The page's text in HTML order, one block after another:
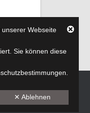
ThemeIsle
Webseite
Sie können diese
✕ Ablehnen